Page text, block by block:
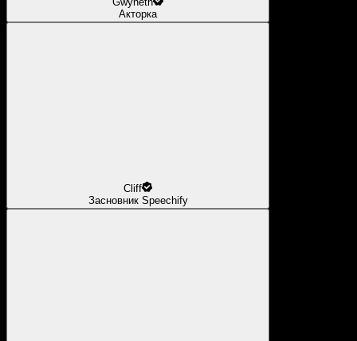
Акторка
Cliff
Засновник Speechify